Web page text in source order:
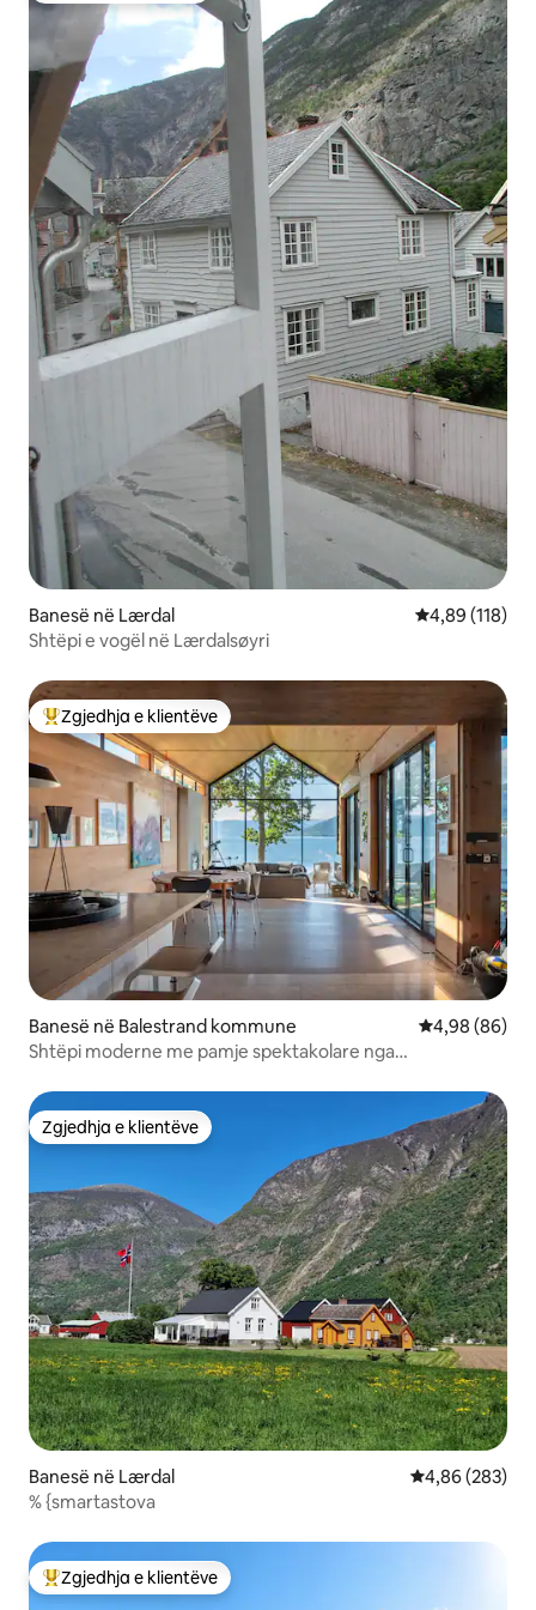
Banesë në Lærdal Vlerësimi
4,89 (118)
Shtëpi e vogël në Lærdalsøyri
Më të mirat e zgjedhjeve të klientëve
Zgjedhja e klientëve
Banesë në Balestrand kommune Vlerësimi
4,98 (86)
Shtëpi moderne me pamje spektakolare nga
Zgjedhja e klientëve
Zgjedhja e klientëve
Banesë në Lærdal Vlerësimi
4,86 (283)
% {smartastova
Më të mirat e zgjedhjeve të klientëve
Zgjedhja e klientëve